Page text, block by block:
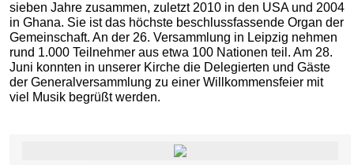
sieben Jahre zusammen, zuletzt 2010 in den USA und 2004
in Ghana. Sie ist das höchste beschlussfassende Organ der
Gemeinschaft. An der 26. Versammlung in Leipzig nehmen
rund 1.000 Teilnehmer aus etwa 100 Nationen teil. Am 28.
Juni konnten in unserer Kirche die Delegierten und Gäste
der Generalversammlung zu einer Willkommensfeier mit
viel Musik begrüßt werden.